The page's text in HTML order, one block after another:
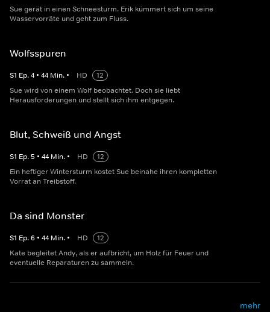
Sue gerät in einen Schneesturm. Erik kümmert sich um seine
Wasservorräte und geht zum Fluss.
Wolfsspuren
S1 Ep.4 • 44 Min. • HD
12
Sue wird von einem Wolf beobachtet. Doch sie liebt
Herausforderungen und stellt sich ihm entgegen.
Blut, Schweiß und Angst
S1 Ep.5 • 44 Min. • HD
12
Ein heftiger Wintersturm kostet Sue beinahe ihren kompletten
Vorrat an Treibstoff.
Da sind Monster
S1 Ep.6 • 44 Min. • HD
12
Kate begleitet Andy, als er aufbricht, um Holz für Feuer und
eventuelle Reparaturen zu sammeln.
mehr